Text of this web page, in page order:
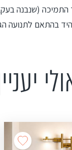
(שנבנה
בהתאם לתנועה